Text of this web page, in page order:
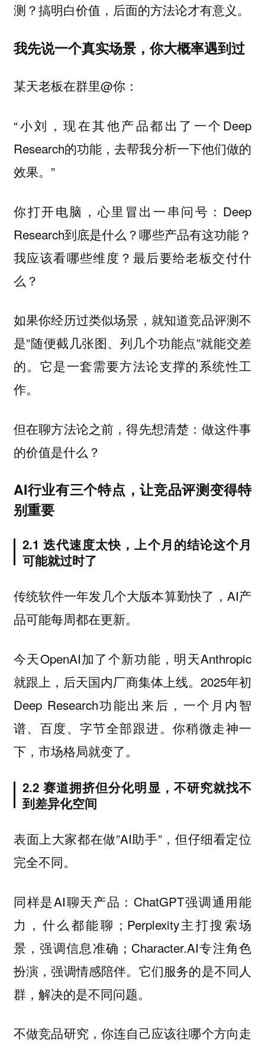
测？搞明白价值，后面的方法论才有意义。
我先说一个真实场景，你大概率遇到过
某天老板在群里@你：
“小刘，现在其他产品都出了一个Deep
Research的功能，去帮我分析一下他们做的
效果。”
你打开电脑，心里冒出一串问号：Deep
Research到底是什么？哪些产品有这功能？
我应该看哪些维度？最后要给老板交付什
么？
如果你经历过类似场景，就知道竞品评测不
是”随便截几张图、列几个功能点”就能交差
的。它是一套需要方法论支撑的系统性工
作。
但在聊方法论之前，得先想清楚：做这件事
的价值是什么？
AI行业有三个特点，让竞品评测变得特
别重要
2.1 迭代速度太快，上个月的结论这个月
可能就过时了
传统软件一年发几个大版本算勤快了，AI产
品可能每周都在更新。
今天OpenAI加了个新功能，明天Anthropic
就跟上，后天国内厂商集体上线。2025年初
Deep Research功能出来后，一个月内智
谱、百度、字节全部跟进。你稍微走神一
下，市场格局就变了。
2.2 赛道拥挤但分化明显，不研究就找不
到差异化空间
表面上大家都在做”AI助手”，但仔细看定位
完全不同。
同样是AI聊天产品：ChatGPT强调通用能
力，什么都能聊；Perplexity主打搜索场
景，强调信息准确；Character.AI专注角色
扮演，强调情感陪伴。它们服务的是不同人
群，解决的是不同问题。
不做竞品研究，你连自己应该往哪个方向走